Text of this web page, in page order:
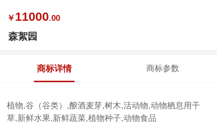
￥ 11000.00
森絮园
商标详情 商标参数
植物,谷（谷类）,酿酒麦芽,树木,活动物,动物栖息用干
草,新鲜水果,新鲜蔬菜,植物种子,动物食品